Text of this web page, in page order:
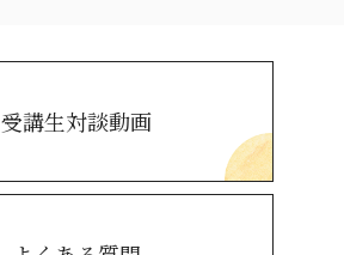
受講生対談動画